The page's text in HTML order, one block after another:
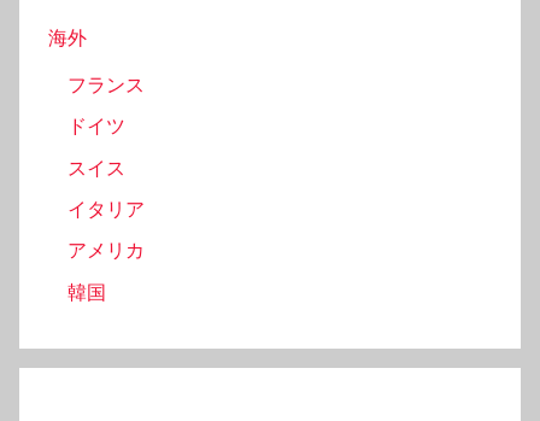
海外
フランス
ドイツ
スイス
イタリア
アメリカ
韓国